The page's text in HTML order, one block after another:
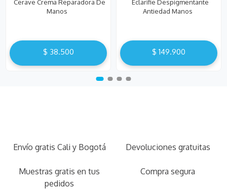
Cerave Crema Reparadora De
Manos
$ 38.500
Eclarifie Despigmentante
Antiedad Manos
$ 149.900
Envío gratis Cali y Bogotá Devoluciones gratuitas
Muestras gratis en tus
pedidos
Compra segura